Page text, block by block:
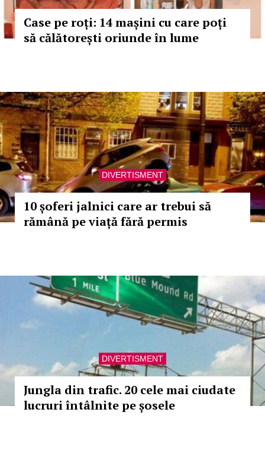
Case pe roți: 14 mașini cu care poți
să călătorești oriunde în lume
DIVERTISMENT
10 șoferi jalnici care ar trebui să
rămână pe viață fără permis
DIVERTISMENT
Jungla din trafic. 20 cele mai ciudate
lucruri întâlnite pe șosele